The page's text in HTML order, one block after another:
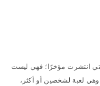
انتشرت مؤخرًا؛ فهي ليست
لعبة لشخصين أو أكثر،